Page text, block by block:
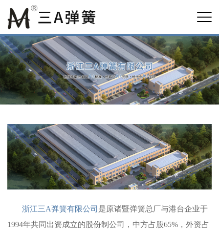
浙江三A弹簧有限公司 是原诸暨弹簧总厂与港台企业于
1994年共同出资成立的股份制公司，中方占股65%，外资占